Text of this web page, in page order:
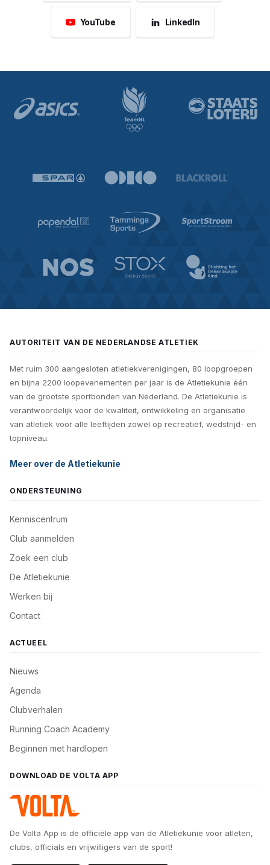
YouTube LinkedIn
AUTORITEIT VAN DE NEDERLANDSE ATLETIEK
Met ruim 300 aangesloten atletiekverenigingen, 80 loopgroepen
en bijna 2200 loopevenementen per jaar is de Atletiekunie één
van de grootste sportbonden van Nederland. De Atletiekunie is
verantwoordelijk voor de kwaliteit, ontwikkeling en organisatie
van atletiek voor alle leeftijden zowel op recreatief, wedstrijd- en
topniveau.
Meer over de Atletiekunie
ONDERSTEUNING
Kenniscentrum
Club aanmelden
Zoek een club
De Atletiekunie
Werken bij
Contact
ACTUEEL
Nieuws
Agenda
Clubverhalen
Running Coach Academy
Beginnen met hardlopen
DOWNLOAD DE VOLTA APP
De Volta App is de officiële app van de Atletiekunie voor atleten,
clubs, officials en vrijwilligers van de sport!